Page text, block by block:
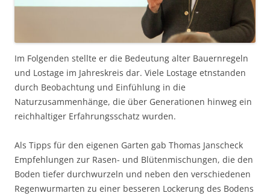
Im Folgenden stellte er die Bedeutung alter Bauernregeln
und Lostage im Jahreskreis dar. Viele Lostage etnstanden
durch Beobachtung und Einfühlung in die
Naturzusammenhänge, die über Generationen hinweg ein
reichhaltiger Erfahrungsschatz wurden.
Als Tipps für den eigenen Garten gab Thomas Janscheck
Empfehlungen zur Rasen- und Blütenmischungen, die den
Boden tiefer durchwurzeln und neben den verschiedenen
Regenwurmarten zu einer besseren Lockerung des Bodens